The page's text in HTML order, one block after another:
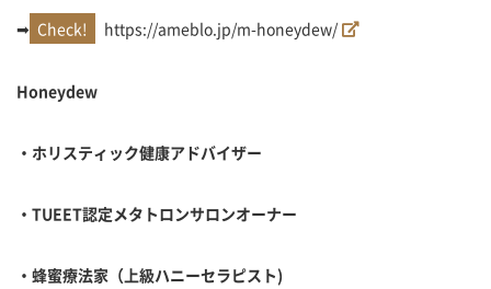
➡ https://ameblo.jp/m-honeydew/
Honeydew
・ホリスティック健康アドバイザー
・ TUEET認定メタトロンサロンオーナー
・蜂蜜療法家（上級ハニーセラピスト)